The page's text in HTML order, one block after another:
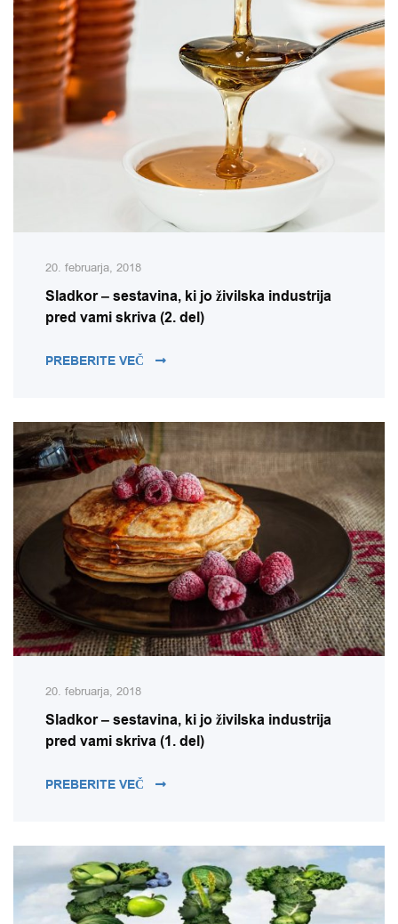
20. februarja, 2018
Sladkor – sestavina, ki jo živilska industrija
pred vami skriva (2. del)
PREBERITE VEČ SLADKOR – SESTAVINA, KI JO
20. februarja, 2018
Sladkor – sestavina, ki jo živilska industrija
pred vami skriva (1. del)
PREBERITE VEČ SLADKOR – SESTAVINA, KI JO